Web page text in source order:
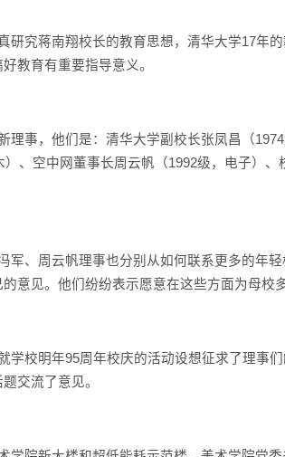
研究蒋南翔校长的教育思想，清华大学17年
教育有重要指导意义。
理事，他们是：清华大学副校长张凤昌（1974
）、空中网董事长周云帆（1992级，电子）、
军、周云帆理事也分别从如何联系更多的年
意见。他们纷纷表示愿意在这些方面为母校
学校明年95周年校庆的活动设想征求了理事
交流了意见。